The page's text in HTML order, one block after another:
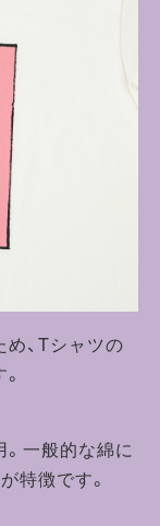
、Tシャツの
一般的な綿に
特徴です。